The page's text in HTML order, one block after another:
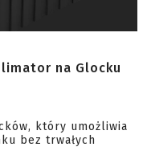
na Glocku
który umożliwia
bez trwałych